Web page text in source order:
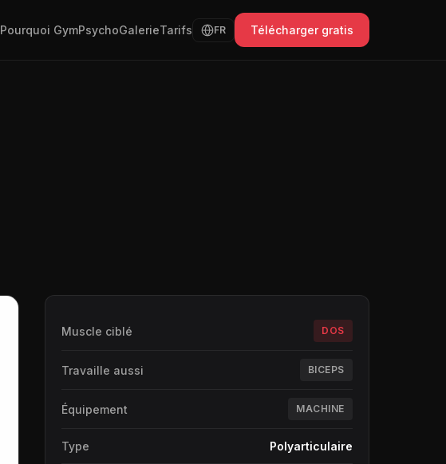
Pourquoi GymPsychoGalerieTarifs FR Télécharger gratis
Muscle ciblé DOS
Travaille aussi BICEPS
Équipement MACHINE
Type Polyarticulaire